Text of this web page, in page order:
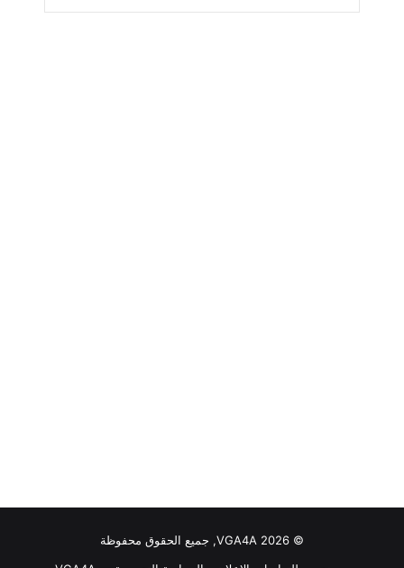
© VGA4A 2026, جميع الحقوق محفوظة